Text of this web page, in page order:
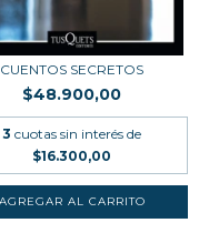
CUENTOS SECRETOS
$48.900,00
3 cuotas sin interés de
$16.300,00